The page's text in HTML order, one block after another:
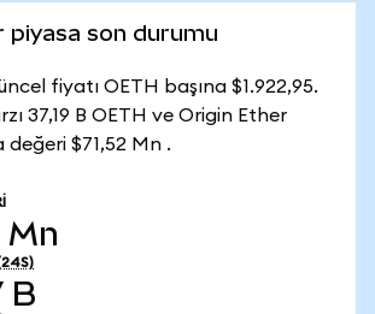
piyasa son durumu
fiyatı OETH başına $1.922,95.
37,19 B OETH ve Origin Ether
$71,52 Mn .
Mn
B